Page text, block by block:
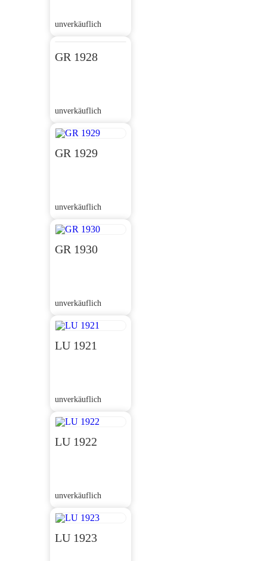
unverkäuflich
GR 1928
unverkäuflich
GR 1929
unverkäuflich
GR 1930
unverkäuflich
LU 1921
unverkäuflich
LU 1922
unverkäuflich
LU 1923